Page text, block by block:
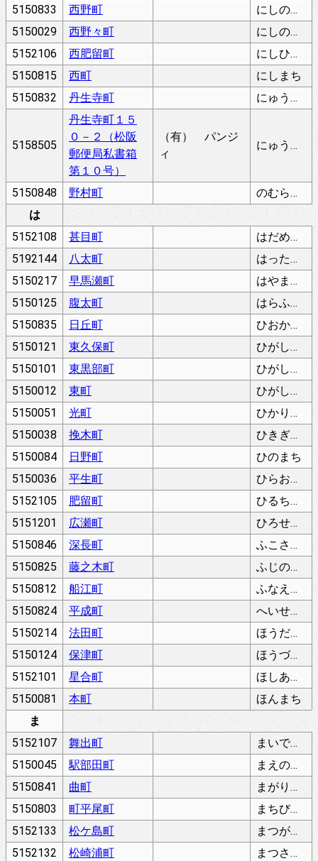
5150833
西野町
にしのちょう
5150029
西野々町
にしののちょう
5152106
西肥留町
にしひるちょう
5150815
西町
にしまち
5150832
丹生寺町 にゅうでらちょう
5158505
丹生寺町１５
０－２（松阪
郵便局私書箱
第１０号）
（有） パンジ
ィ
にゅうでらちょう
5150848 野村町
のむらちょう
は
5152108
甚目町
はだめちょう
5192144
八太町
はったちょう
5150217
早馬瀬町
はやまぜちょう
5150125
腹太町
はらふとちょう
5150835
日丘町
ひおかちょう
5150121
東久保町
ひがしくぼちょう
5150101
東黒部町
ひがしくろべちょう
5150012
東町
ひがしまち
5150051
光町
ひかりちょう
5150038
挽木町
ひきぎまち
5150084
日野町
ひのまち
5150036
平生町
ひらおまち
5152105
肥留町
ひるちょう
5151201
広瀬町
ひろせちょう
5150846
深長町
ふこさちょう
5150825
藤之木町
ふじのきちょう
5150812
船江町
ふなえちょう
5150824
平成町
へいせいちょう
5150214
法田町
ほうだちょう
5150124
保津町
ほうづちょう
5152101
星合町
ほしあいちょう
5150081
本町
ほんまち
ま
5152107
舞出町
まいでちょう
5150045
駅部田町
まえのへたちょう
5150841
曲町
まがりちょう
5150803
町平尾町
まちびらおちょう
5152133
松ケ島町
まつがしまちょう
5152132
松崎浦町
まつさきうらちょう